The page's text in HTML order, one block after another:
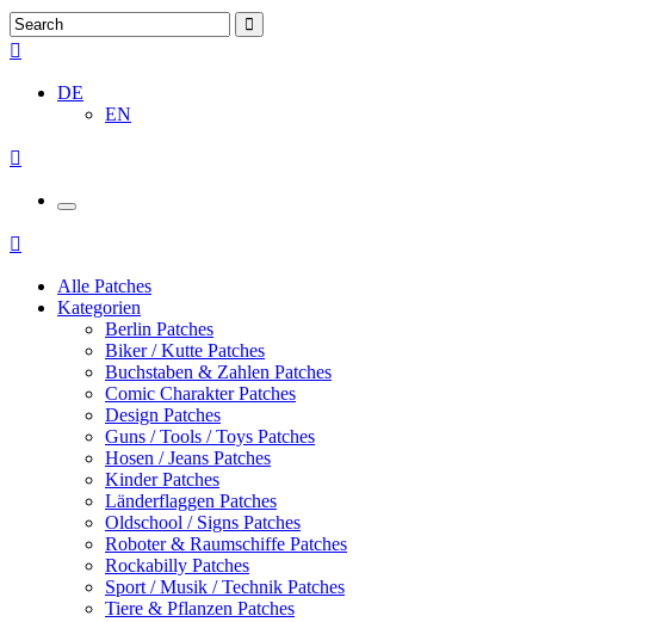
DE
EN
Alle Patches
Kategorien
Berlin Patches
Biker / Kutte Patches
Buchstaben & Zahlen Patches
Comic Charakter Patches
Design Patches
Guns / Tools / Toys Patches
Hosen / Jeans Patches
Kinder Patches
Länderflaggen Patches
Oldschool / Signs Patches
Roboter & Raumschiffe Patches
Rockabilly Patches
Sport / Musik / Technik Patches
Tiere & Pflanzen Patches